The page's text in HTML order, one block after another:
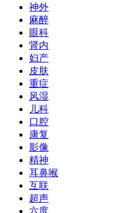
神外
麻醉
眼科
肾内
妇产
皮肤
重症
风湿
儿科
口腔
康复
影像
精神
耳鼻喉
互联
超声
六度